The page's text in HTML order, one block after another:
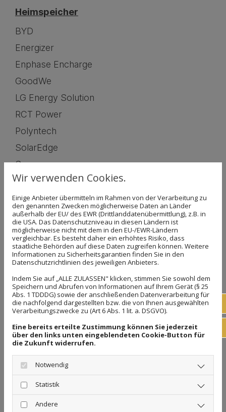
Heimspeicher
BYD
Energizer
Enphase Encharge
GoodWe
LG Energy Solution
RCT Power
Polyntech
SolarEdge
Sungrow
Tesla
E3/DC
Jinko ESS
LG Electronics ESS
VARTA
Wallboxen
Easee
EnerCharge
EVBox
E3/DC
Fronius
Wir verwenden Cookies.
Einige Anbieter übermitteln im Rahmen von der Verarbeitung zu
den genannten Zwecken möglicherweise Daten an Länder
außerhalb der EU/ des EWR (Drittlanddatenübermittlung), z.B. in
die USA. Das Datenschutzniveau in diesen Ländern ist
möglicherweise nicht mit dem in den EU-/EWR-Ländern
vergleichbar. Es besteht daher ein erhöhtes Risiko, dass
staatliche Behörden auf diese Daten zugreifen können. Weitere
Informationen zu Sicherheitsgarantien finden Sie in den
Datenschutzrichtlinien des jeweiligen Anbieters.
Indem Sie auf „ALLE ZULASSEN" klicken, stimmen Sie sowohl dem
Speichern und Abrufen von Informationen auf Ihrem Gerät (§ 25
Abs. 1 TDDDG) sowie der anschließenden Datenverarbeitung für
die nachfolgend dargestellten bzw. die von Ihnen ausgewählten
Verarbeitungszwecke zu (Art 6 Abs. 1 lit. a. DSGVO).
Eine bereits erteilte Zustimmung können Sie jederzeit
über den links unten eingeblendeten Cookie-Button für
die Zukunft widerrufen.
Notwendig
Statistik
Andere